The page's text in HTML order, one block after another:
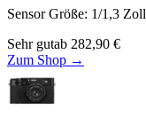
Sensor Größe: 1/1,3 Zoll
Sehr gutab 282,90 €
Zum Shop →